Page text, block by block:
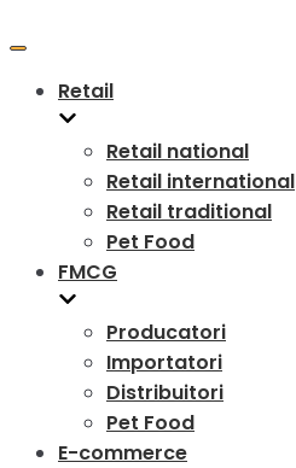
Retail
Retail national
Retail international
Retail traditional
Pet Food
FMCG
Producatori
Importatori
Distribuitori
Pet Food
E-commerce